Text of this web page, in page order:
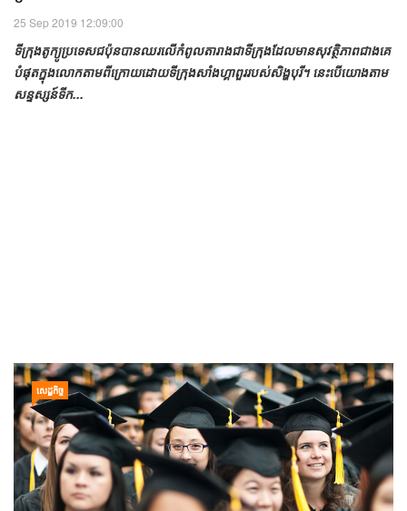
25 Sep 2019 12:09:00
ទីក្រុង​តូក្យូ​ប្រទេស​ជប៉ុន​​បាន​ឈរ​លើ​កំពូល​តារាង​ជា​ទីក្រុង​​ដែល​មាន​សុវត្ថិភាព​ជាងគេ​
បំផុត​ក្នុង​លោក​តាម​ពី​ក្រោយ​ដោយ​ទីក្រុង​សាំងហ្គាពួរ​របស់​សិង្ហបុរី។ នេះ​បើ​យោង​តាម​
សន្ទស្សន៍​ទីក...
សេដ្ឋកិច្ច